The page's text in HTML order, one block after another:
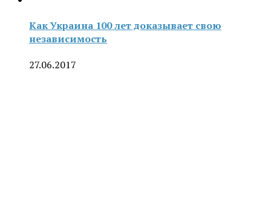
Как Украина 100 лет доказывает свою
независимость
27.06.2017